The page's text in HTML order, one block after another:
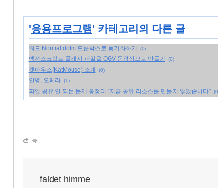
'응용프로그램' 카테고리의 다른 글
워드 Normal.dotm 드롭박스로 동기화하기 (0)
액션스크립트 플래시 파일을 OGV 동영상으로 만들기 (0)
캣마우스(KatMouse) 소개 (0)
안녕, 오페라 (1)
파일 공유 안 되는 문제 총정리 "지금 공유 리소스를 만들지 않았습니다"
faldet himmel